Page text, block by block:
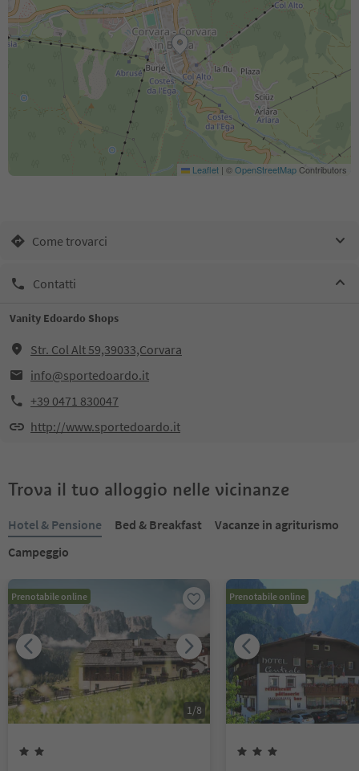
Leaflet | ©OpenStreetMapContributors
Come trovarci
Contatti
Vanity Edoardo Shops
Str. Col Alt 59,39033,Corvara
info@sportedoardo.it
+39 0471 830047
http://www.sportedoardo.it
Trova il tuo alloggio nelle vicinanze
Hotel & Pensione Bed & Breakfast
Vacanze in agriturismo
Campeggio
Prenotabile online
1/8
Prenotabile online